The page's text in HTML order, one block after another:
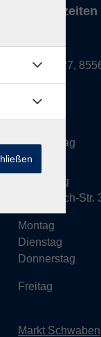
Servicezeiten
Grafing
Griesstr. 27,
Donnerstag
Ebersberg
Dr.-Wintrich-
Montag
Dienstag
Donnerstag
Freitag
Markt Schwaben